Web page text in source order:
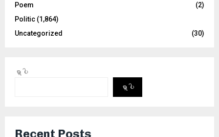
Poem
(2)
Politic (1,864)
Uncategorized
(30)
ရှာပါ
ရှာပါ
Recent Posts